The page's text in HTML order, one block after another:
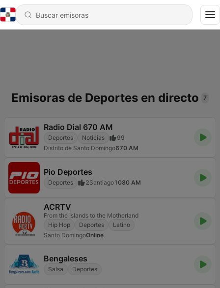
Emisoras de Deportes en directo 7
Radio Dial 670 AM
Deportes Noticias
99
Distrito de Santo Domingo670 AM
Pio Deportes
Deportes 2Santiago1080 AM
ACRTV
From the Islands to the Motherland
Hip Hop
Deportes
Latino
Santo DomingoOnline
Bengaleses
Salsa Deportes